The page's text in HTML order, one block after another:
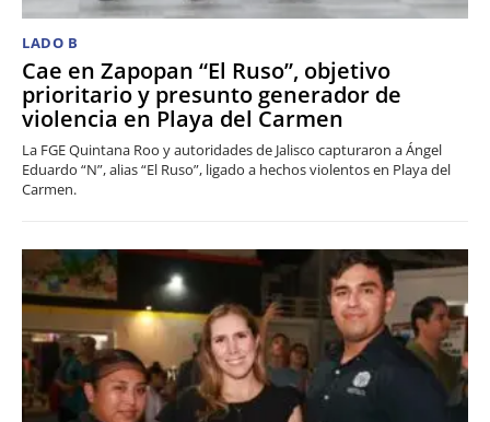
LADO B
Cae en Zapopan “El Ruso”, objetivo
prioritario y presunto generador de
violencia en Playa del Carmen
La FGE Quintana Roo y autoridades de Jalisco capturaron a Ángel
Eduardo “N”, alias “El Ruso”, ligado a hechos violentos en Playa del
Carmen.